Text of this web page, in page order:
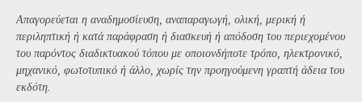
Απαγορεύεται η αναδημοσίευση, αναπαραγωγή, ολική, μερική ή
περιληπτική ή κατά παράφραση ή διασκευή ή απόδοση του περιεχομένου
του παρόντος διαδικτυακού τόπου με οποιονδήποτε τρόπο, ηλεκτρονικό,
μηχανικό, φωτοτυπικό ή άλλο, χωρίς την προηγούμενη γραπτή άδεια του
εκδότη.